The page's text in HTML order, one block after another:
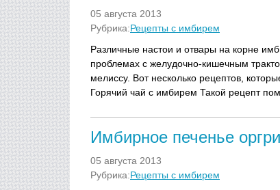
05 августа 2013
Рубрика:Рецепты с имбирем
Различные настои и отвары на корне
проблемах с желудочно-кишечным
мелиссу. Вот несколько рецептов,
Горячий чай с имбирем Такой рецепт
Имбирное печенье
05 августа 2013
Рубрика:Рецепты с имбирем